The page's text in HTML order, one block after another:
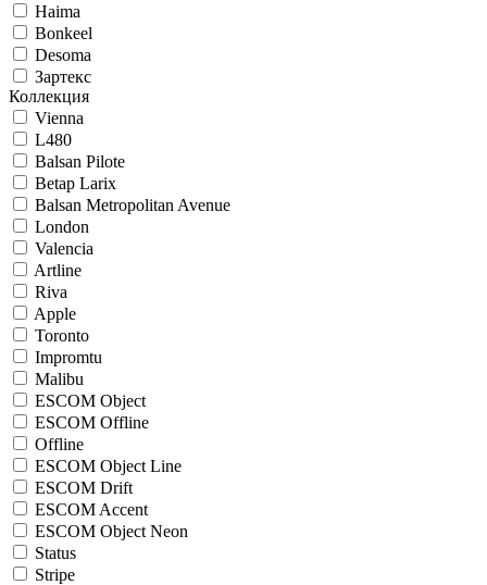
Haima
Bonkeel
Desoma
Зартекс
Коллекция
Vienna
L480
Balsan Pilote
Betap Larix
Balsan Metropolitan Avenue
London
Valencia
Artline
Riva
Apple
Toronto
Impromtu
Malibu
ESCOM Object
ESCOM Offline
Offline
ESCOM Object Line
ESCOM Drift
ESCOM Accent
ESCOM Object Neon
Status
Stripe